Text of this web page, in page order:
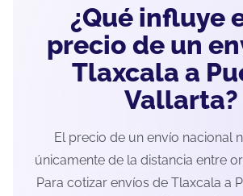
¿Qué influye
precio de un
Tlaxcala a
Vallarta?
El precio de un envío nacional
únicamente de la distancia entre
Para cotizar envíos de Tlaxcala a